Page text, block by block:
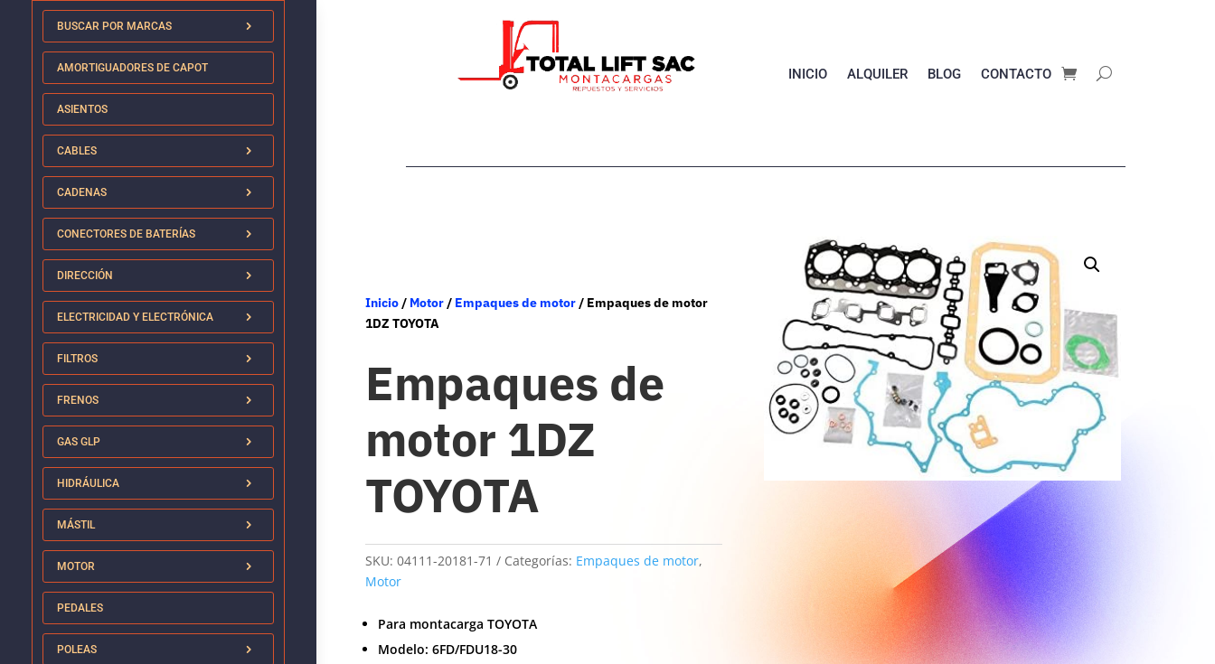
BUSCAR POR MARCAS
AMORTIGUADORES DE CAPOT
ASIENTOS
CABLES
CADENAS
CONECTORES DE BATERÍAS
DIRECCIÓN
ELECTRICIDAD Y ELECTRÓNICA
FILTROS
FRENOS
GAS GLP
HIDRÁULICA
MÁSTIL
MOTOR
PEDALES
POLEAS
INICIO ALQUILER BLOG CONTACTO
Inicio/ Motor/ Empaques de motor/ Empaques de motor
1DZ TOYOTA
Empaques de
motor 1DZ
TOYOTA
SKU:04111-20181-71 Categorías: Empaques de motor,
Motor
Para montacarga TOYOTA
Modelo: 6FD/FDU18-30